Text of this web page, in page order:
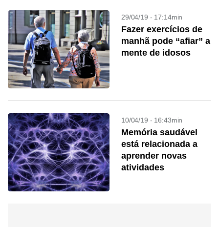
29/04/19 - 17:14min
Fazer exercícios de
manhã pode “afiar” a
mente de idosos
10/04/19 - 16:43min
Memória saudável
está relacionada a
aprender novas
atividades